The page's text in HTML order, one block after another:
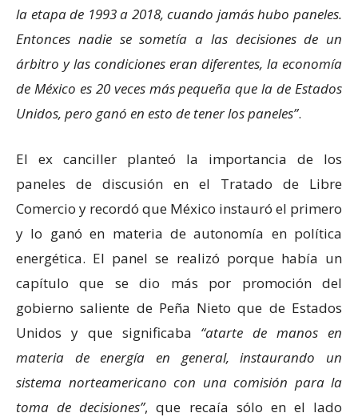
la etapa de 1993 a 2018, cuando jamás hubo paneles.
Entonces nadie se sometía a las decisiones de un
árbitro y las condiciones eran diferentes, la economía
de México es 20 veces más pequeña que la de Estados
Unidos, pero ganó en esto de tener los paneles .
El ex canciller planteó la importancia de los
paneles de discusión en el Tratado de Libre
Comercio y recordó que México instauró el primero
y lo ganó en materia de autonomía en política
energética. El panel se realizó porque había un
capítulo que se dio más por promoción del
gobierno saliente de Peña Nieto que de Estados
Unidos y que significaba
atarte de manos en
materia de energía en general, instaurando un
sistema norteamericano con una comisión para la
toma de decisiones , que recaía sólo en el lado